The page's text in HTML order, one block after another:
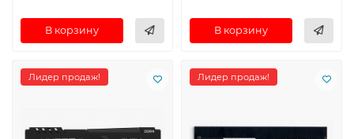
В корзину В корзину
Лидер продаж! Лидер продаж!